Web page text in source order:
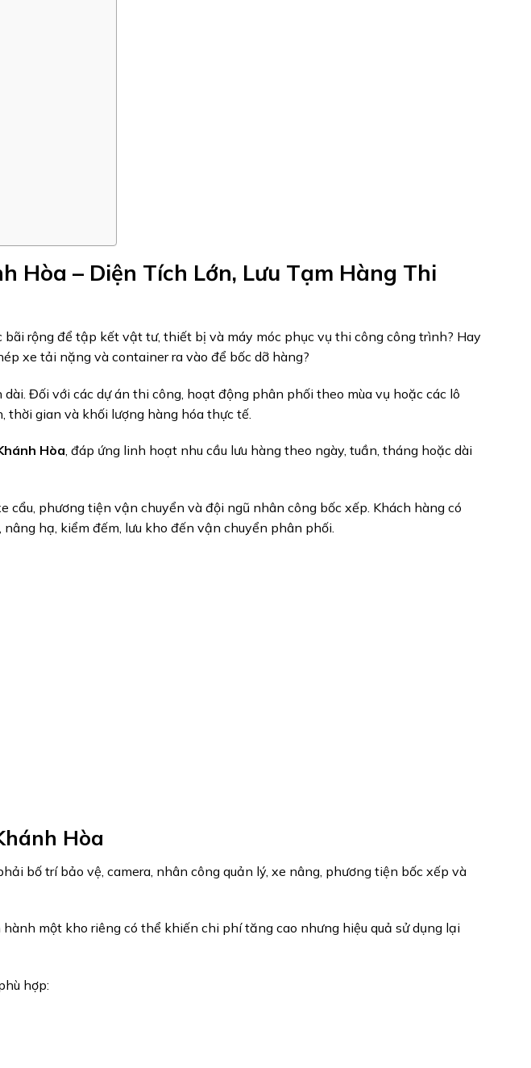
Hòa – Diện Tích Lớn, Lưu Tạm Hàng Thi
bãi rộng để tập kết vật tư, thiết bị và máy móc phục vụ thi công công trình? Hay
xe tải nặng và container ra vào để bốc dỡ hàng?
Đối với các dự án thi công, hoạt động phân phối theo mùa vụ hoặc các lô
gian và khối lượng hàng hóa thực tế.
Hòa, đáp ứng linh hoạt nhu cầu lưu hàng theo ngày, tuần, tháng hoặc dài
phương tiện vận chuyển và đội ngũ nhân công bốc xếp. Khách hàng có
hạ, kiểm đếm, lưu kho đến vận chuyển phân phối.
Hòa
bố trí bảo vệ, camera, nhân công quản lý, xe nâng, phương tiện bốc xếp và
một kho riêng có thể khiến chi phí tăng cao nhưng hiệu quả sử dụng lại
hợp: